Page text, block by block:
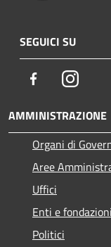
SEGUICI SU
Facebook
AMMINISTRAZIONE
Organi di
Aree
Uffici
Enti e fondazioni
Politici